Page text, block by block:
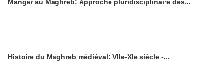
Manger au Maghreb: Approche pluridisciplinaire des...
Histoire du Maghreb médiéval: VIIe-XIe siècle -...